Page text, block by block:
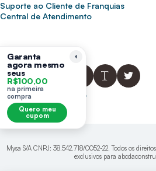
Para empresas
Frete e entrega
Política de Privacidade
Privacidade e segurança
Suporte ao Cliente de Franquias
2ª Via de Boletos - Crédito ABC
Central de Atendimento
Voz: Segunda a Sexta das 08:00 às
Whatsapp: Segunda a Sexta das 08:00
Domingos e Feriados - sem expediente.
Formas de pagamento
Mysa S/A CNPJ: 38.542.718/0052-22. Todos os
exclusivos para
Garanta
agora mesmo
seus
R$100,00
na primeira
compra
Quero meu
cupom